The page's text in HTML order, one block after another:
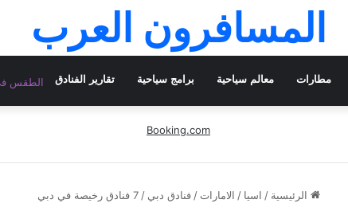
المسافرون العرب
مطارات معالم سياحية برامج سياحية تقارير الفنادق الطقس
Booking.com
الرئيسية / اسيا / الامارات / فنادق دبي / 7 فنادق رخيصة في دبي